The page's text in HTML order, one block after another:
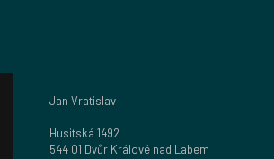
Jan Vratislav
Husitská 1492
544 01 Dvůr Králové nad Labem